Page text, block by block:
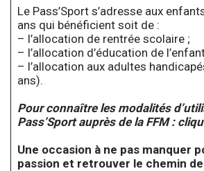
Le Pass’Sport s’adresse aux
ans qui bénéficient soit de :
– l’allocation de rentrée scolaire ;
– l’allocation d’éducation de
– l’allocation aux adultes
ans).
Pour connaître les modalités
Pass’Sport auprès de la FFM :
Une occasion à ne pas manquer
passion et retrouver le chemin